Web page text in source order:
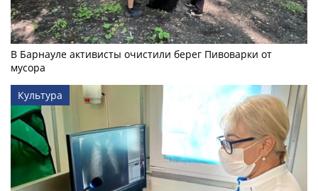
В Барнауле активисты очистили берег Пивоварки от
мусора
Культура